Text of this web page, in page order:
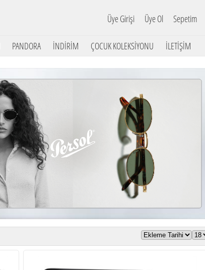
Sepetim
Üye Ol
Üye Girişi
PANDORA İNDİRİM ÇOCUK KOLEKSİYONU İLETİŞİM